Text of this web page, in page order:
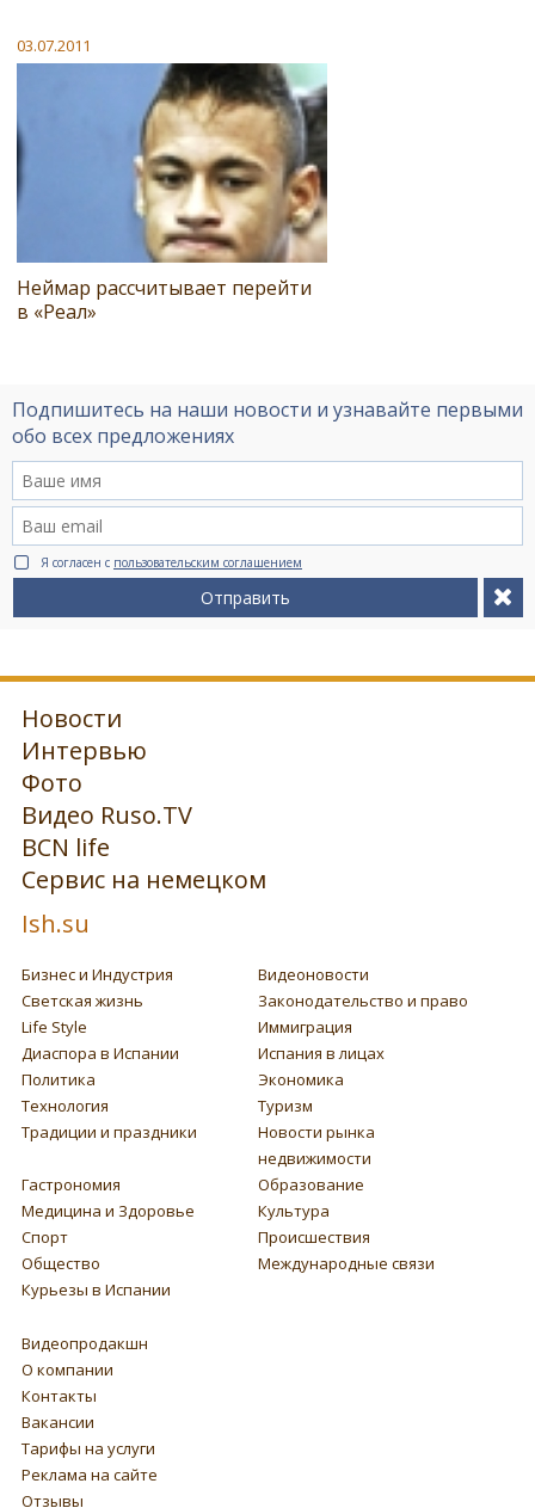
03.07.2011
Неймар рассчитывает перейти
в «Реал»
Подпишитесь на наши новости и узнавайте первыми
обо всех предложениях
Я согласен с пользовательским соглашением
Отправить
Новости
Интервью
Фото
Видео Ruso.TV
BCN life
Сервис на немецком
Ish.su
Бизнес и Индустрия
Видеоновости
Светская жизнь
Законодательство и право
Life Style
Иммиграция
Диаспора в Испании
Испания в лицах
Политика
Экономика
Технология
Туризм
Традиции и праздники
Новости рынка
недвижимости
Гастрономия
Образование
Медицина и Здоровье
Культура
Спорт
Происшествия
Общество
Международные связи
Курьезы в Испании
Видеопродакшн
О компании
Контакты
Вакансии
Тарифы на услуги
Реклама на сайте
Отзывы